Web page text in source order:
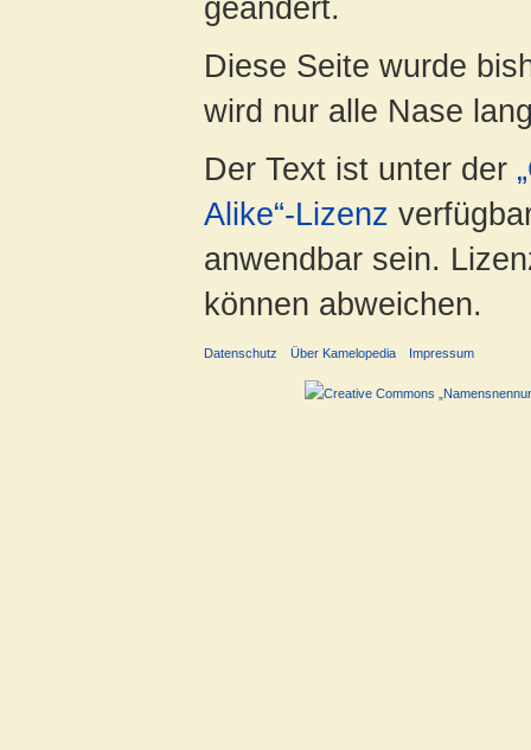
Diese Seite wurde
wird nur alle Nase
Der Text ist unter der
Alike“-Lizenz
anwendbar sein.
können abweichen.
Datenschutz Über Kamelopedia Impressum